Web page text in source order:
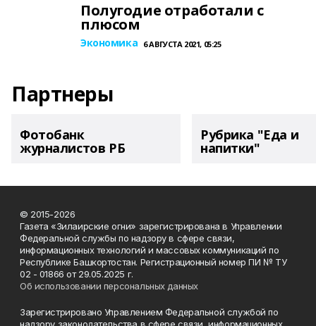
Полугодие отработали с
плюсом
Экономика 6 АВГУСТА 2021, 05:25
Партнеры
Фотобанк
журналистов РБ
Рубрика "Еда и
напитки"
© 2015-2026
Газета «Зилаирские огни» зарегистрирована в Управлении
Федеральной службы по надзору в сфере связи,
информационных технологий и массовых коммуникаций по
Республике Башкортостан. Регистрационный номер ПИ № ТУ
02 - 01866 от 29.05.2025 г.
Об использовании персональных данных
Зарегистрировано Управлением Федеральной службой по